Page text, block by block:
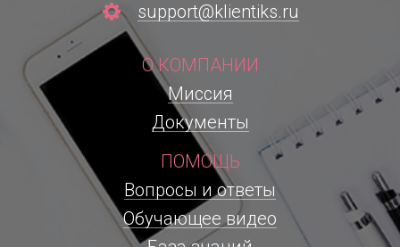
support@klientiks.ru
О КОМПАНИИ
Миссия
Документы
ПОМОЩЬ
Вопросы и ответы
Обучающее видео